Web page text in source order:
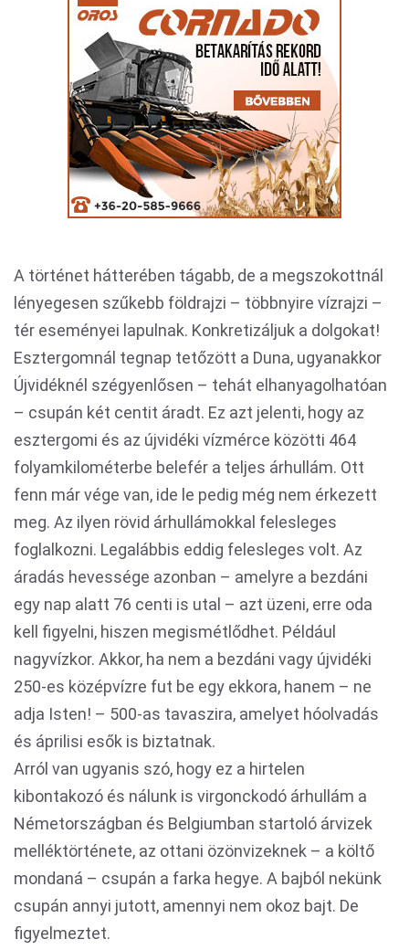
A történet hátterében tágabb, de a megszokottnál
lényegesen szűkebb földrajzi – többnyire vízrajzi –
tér eseményei lapulnak. Konkretizáljuk a dolgokat!
Esztergomnál tegnap tetőzött a Duna, ugyanakkor
Újvidéknél szégyenlősen – tehát elhanyagolhatóan
– csupán két centit áradt. Ez azt jelenti, hogy az
esztergomi és az újvidéki vízmérce közötti 464
folyamkilométerbe belefér a teljes árhullám. Ott
fenn már vége van, ide le pedig még nem érkezett
meg. Az ilyen rövid árhullámokkal felesleges
foglalkozni. Legalábbis eddig felesleges volt. Az
áradás hevessége azonban – amelyre a bezdáni
egy nap alatt 76 centi is utal – azt üzeni, erre oda
kell figyelni, hiszen megismétlődhet. Például
nagyvízkor. Akkor, ha nem a bezdáni vagy újvidéki
250-es középvízre fut be egy ekkora, hanem – ne
adja Isten! – 500-as tavaszira, amelyet hóolvadás
és áprilisi esők is biztatnak.
Arról van ugyanis szó, hogy ez a hirtelen
kibontakozó és nálunk is virgonckodó árhullám a
Németországban és Belgiumban startoló árvizek
melléktörténete, az ottani özönvizeknek – a költő
mondaná – csupán a farka hegye. A bajból nekünk
csupán annyi jutott, amennyi nem okoz bajt. De
figyelmeztet.